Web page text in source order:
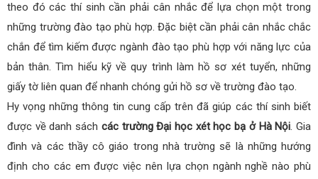
theo đó các thí sinh cần phải cân nhắc để lựa chọn một trong
những trường đào tạo phù hợp. Đặc biệt cần phải cân nhắc chắc
chắn để tìm kiếm được ngành đào tạo phù hợp với năng lực của
bản thân. Tìm hiểu kỹ về quy trình làm hồ sơ xét tuyển, những
giấy tờ liên quan để nhanh chóng gửi hồ sơ về trường đào tạo.
Hy vọng những thông tin cung cấp trên đã giúp các thí sinh biết
được về danh sách các trường Đại học xét học bạ ở Hà Nội. Gia
đình và các thầy cô giáo trong nhà trường sẽ là những hướng
định cho các em được việc nên lựa chọn ngành nghề nào phù